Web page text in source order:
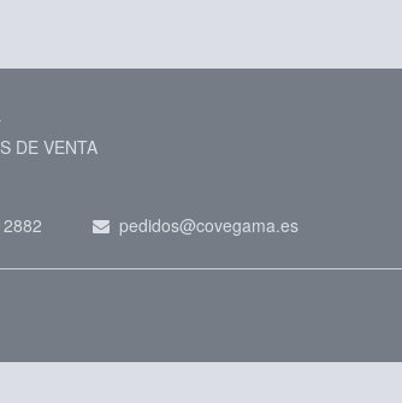
DE VENTA
pedidos@covegama.es